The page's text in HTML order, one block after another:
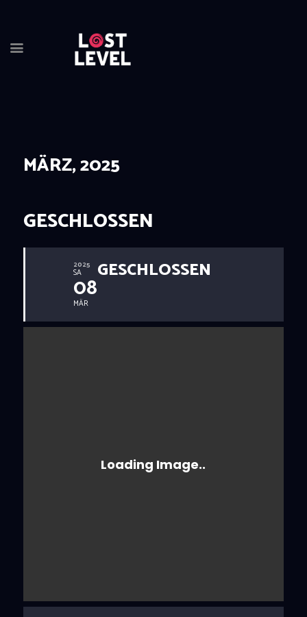
EVENTS
ABOUT
RESERVIERUNG
MÄRZ, 2025
GESCHLOSSEN
2025
SA
08
MÄR
GESCHLOSSEN